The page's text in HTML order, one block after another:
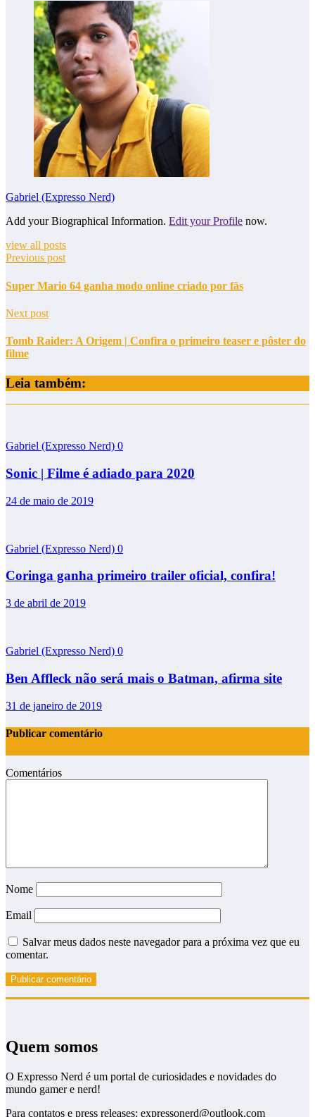
Gabriel (Expresso Nerd)
Add your Biographical Information. Edit your Profile now.
view all posts
Previous post
Super Mario 64 ganha modo online criado por fãs
Next post
Tomb Raider: A Origem | Confira o primeiro teaser e pôster do
filme
Leia também:
Gabriel (Expresso Nerd) 0
Sonic | Filme é adiado para 2020
24 de maio de 2019
Gabriel (Expresso Nerd) 0
Coringa ganha primeiro trailer oficial, confira!
3 de abril de 2019
Gabriel (Expresso Nerd) 0
Ben Affleck não será mais o Batman, afirma site
31 de janeiro de 2019
Publicar comentário
Comentários
Nome
Email
Salvar meus dados neste navegador para a próxima vez que eu
comentar.
Quem somos
O Expresso Nerd é um portal de curiosidades e novidades do
mundo gamer e nerd!
Para contatos e press releases: expressonerd@outlook.com